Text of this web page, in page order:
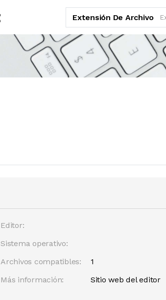
Extensión De Archivo
Editor:
Sistema operativo:
Archivos compatibles:
1
Más información:
Sitio web del editor